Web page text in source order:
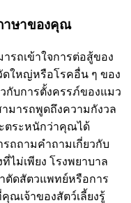
าษาของคุณ
รถเข้าใจการต่อสู้ของ
ใหญ่หรือโรคอื่น ๆ ของ
กับการตั้งครรภ์ของแมว
มารถพูดถึงความกังวล
ตระหนักว่าคุณได้
ถถามคำถามเกี่ยวกับ
ไม่เพียง โรงพยาบาล
ตัดสัตวแพทย์หรือการ
ณเจ้าของสัตว์เลี้ยงรู้